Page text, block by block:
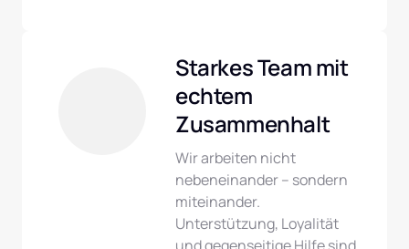
Starkes Team mit
echtem
Zusammenhalt
Wir arbeiten nicht
nebeneinander – sondern
miteinander.
Unterstützung, Loyalität
und gegenseitige Hilfe sind